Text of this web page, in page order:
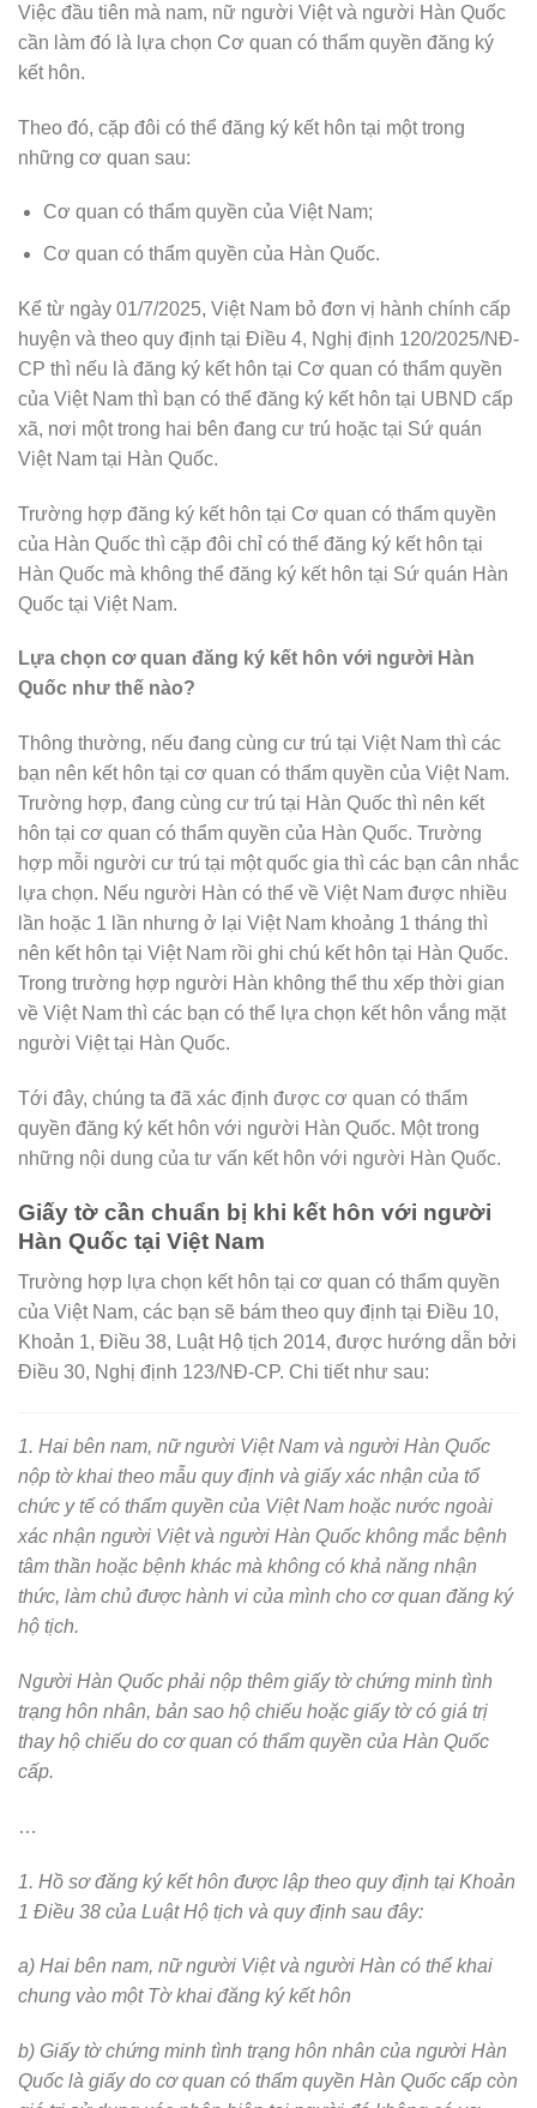
Việc đầu tiên mà nam, nữ người Việt và người Hàn Quốc
cần làm đó là lựa chọn Cơ quan có thẩm quyền đăng ký
kết hôn.
Theo đó, cặp đôi có thể đăng ký kết hôn tại một trong
những cơ quan sau:
Cơ quan có thẩm quyền của Việt Nam;
Cơ quan có thẩm quyền của Hàn Quốc.
Kể từ ngày 01/7/2025, Việt Nam bỏ đơn vị hành chính cấp
huyện và theo quy định tại Điều 4, Nghị định 120/2025/NĐ-
CP thì nếu là đăng ký kết hôn tại Cơ quan có thẩm quyền
của Việt Nam thì bạn có thể đăng ký kết hôn tại UBND cấp
xã, nơi một trong hai bên đang cư trú hoặc tại Sứ quán
Việt Nam tại Hàn Quốc.
Trường hợp đăng ký kết hôn tại Cơ quan có thẩm quyền
của Hàn Quốc thì cặp đôi chỉ có thể đăng ký kết hôn tại
Hàn Quốc mà không thể đăng ký kết hôn tại Sứ quán Hàn
Quốc tại Việt Nam.
Lựa chọn cơ quan đăng ký kết hôn với người Hàn
Quốc như thế nào?
Thông thường, nếu đang cùng cư trú tại Việt Nam thì các
bạn nên kết hôn tại cơ quan có thẩm quyền của Việt Nam.
Trường hợp, đang cùng cư trú tại Hàn Quốc thì nên kết
hôn tại cơ quan có thẩm quyền của Hàn Quốc. Trường
hợp mỗi người cư trú tại một quốc gia thì các bạn cân nhắc
lựa chọn. Nếu người Hàn có thể về Việt Nam được nhiều
lần hoặc 1 lần nhưng ở lại Việt Nam khoảng 1 tháng thì
nên kết hôn tại Việt Nam rồi ghi chú kết hôn tại Hàn Quốc.
Trong trường hợp người Hàn không thể thu xếp thời gian
về Việt Nam thì các bạn có thể lựa chọn kết hôn vắng mặt
người Việt tại Hàn Quốc.
Tới đây, chúng ta đã xác định được cơ quan có thẩm
quyền đăng ký kết hôn với người Hàn Quốc. Một trong
những nội dung của tư vấn kết hôn với người Hàn Quốc.
Giấy tờ cần chuẩn bị khi kết hôn với người
Hàn Quốc tại Việt Nam
Trường hợp lựa chọn kết hôn tại cơ quan có thẩm quyền
của Việt Nam, các bạn sẽ bám theo quy định tại Điều 10,
Khoản 1, Điều 38, Luật Hộ tịch 2014, được hướng dẫn bởi
Điều 30, Nghị định 123/NĐ-CP. Chi tiết như sau:
1. Hai bên nam, nữ người Việt Nam và người Hàn Quốc
nộp tờ khai theo mẫu quy định và giấy xác nhận của tổ
chức y tế có thẩm quyền của Việt Nam hoặc nước ngoài
xác nhận người Việt và người Hàn Quốc không mắc bệnh
tâm thần hoặc bệnh khác mà không có khả năng nhận
thức, làm chủ được hành vi của mình cho cơ quan đăng ký
hộ tịch.
Người Hàn Quốc phải nộp thêm giấy tờ chứng minh tình
trạng hôn nhân, bản sao hộ chiếu hoặc giấy tờ có giá trị
thay hộ chiếu do cơ quan có thẩm quyền của Hàn Quốc
cấp.
…
1. Hồ sơ đăng ký kết hôn được lập theo quy định tại Khoản
1 Điều 38 của Luật Hộ tịch và quy định sau đây:
a) Hai bên nam, nữ người Việt và người Hàn có thể khai
chung vào một Tờ khai đăng ký kết hôn
b) Giấy tờ chứng minh tình trạng hôn nhân của người Hàn
Quốc là giấy do cơ quan có thẩm quyền Hàn Quốc cấp còn